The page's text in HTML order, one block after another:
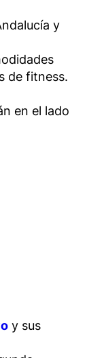
y
de fitness.
en el lado
y sus